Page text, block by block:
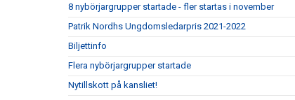
8 nybörjargrupper startade - fler startas i november
Patrik Nordhs Ungdomsledarpris 2021-2022
Biljettinfo
Flera nybörjargrupper startade
Nytillskott på kansliet!